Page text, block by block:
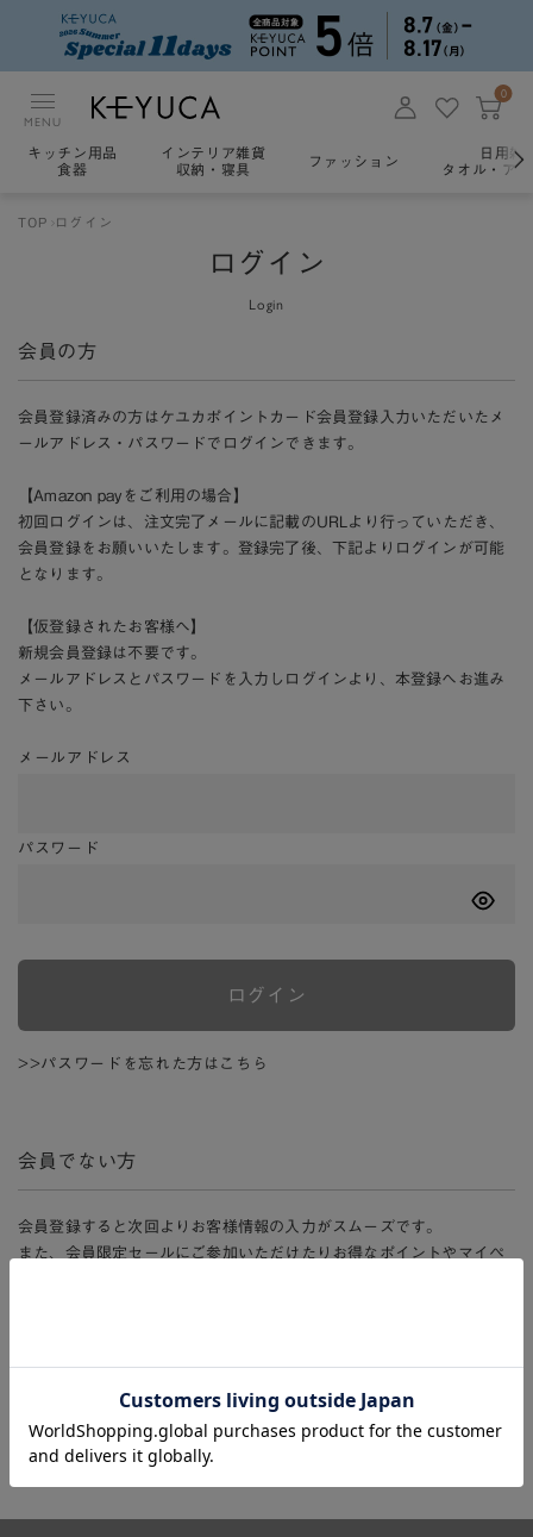
MENU
0
キッチン用品
食器
インテリア雑貨
収納・寝具
ファッション
日用雑
タオル・ア
TOP ログイン
ログイン
Login
会員の方
会員登録済みの方はケユカポイントカード会員登録入力いただいたメ
ールアドレス・パスワードでログインできます。
【Amazon payをご利用の場合】
初回ログインは、注文完了メールに記載のURLより行っていただき、
会員登録をお願いいたします。登録完了後、下記よりログインが可能
となります。
【仮登録されたお客様へ】
新規会員登録は不要です。
メールアドレスとパスワードを入力しログインより、本登録へお進み
下さい。
メールアドレス
パスワード
ログイン
>>パスワードを忘れた方はこちら
会員でない方
会員登録すると次回よりお客様情報の入力がスムーズです。
また、会員限定セールにご参加いただけたりお得なポイントやマイペ
新規会員登録